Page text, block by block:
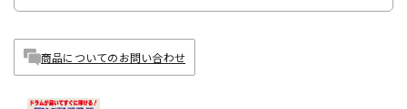
商品についてのお問い合わせ